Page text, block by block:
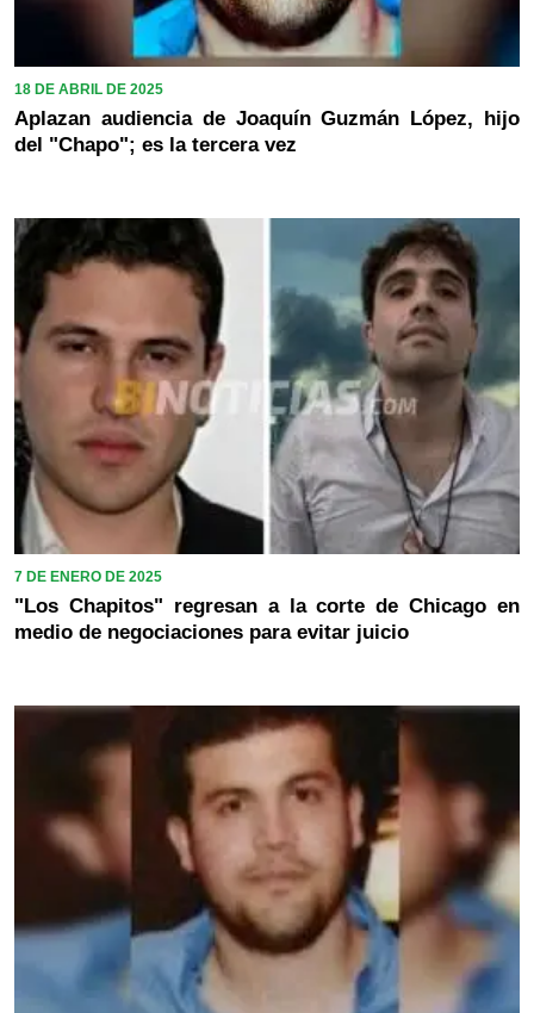
18 DE ABRIL DE 2025
Aplazan audiencia de Joaquín Guzmán López, hijo
del "Chapo"; es la tercera vez
7 DE ENERO DE 2025
"Los Chapitos" regresan a la corte de Chicago en
medio de negociaciones para evitar juicio